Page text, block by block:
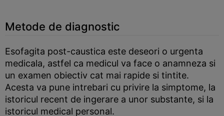
Metode de diagnostic
Esofagita post-caustica este deseori o urgenta
medicala, astfel ca medicul va face o anamneza si
un examen obiectiv cat mai rapide si tintite.
Acesta va pune intrebari cu privire la simptome, la
istoricul recent de ingerare a unor substante, si la
istoricul medical personal.